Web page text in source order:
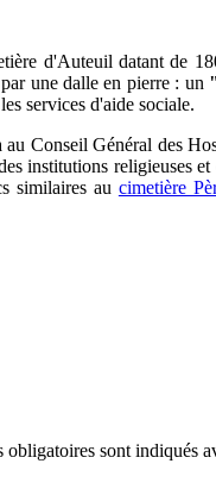
d'Auteuil datant de
une dalle en pierre : un
services d'aide sociale.
Conseil Général des
institutions religieuses
similaires au cimetière
obligatoires sont indiqués